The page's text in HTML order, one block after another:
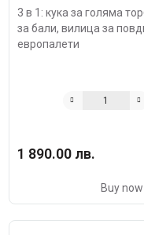
3 в 1: кука за голяма
за бали, вилица за
европалети
1 890.00 лв.
Buy now